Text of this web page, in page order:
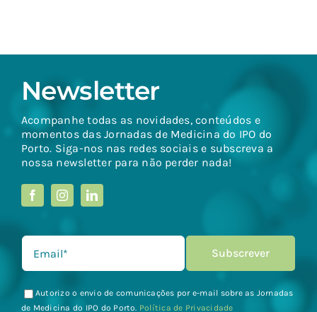
Newsletter
Acompanhe todas as novidades, conteúdos e
momentos das Jornadas de Medicina do IPO do
Porto. Siga-nos nas redes sociais e subscreva a
nossa newsletter para não perder nada!
Autorizo o envio de comunicações por e-mail sobre as Jornadas
de Medicina do IPO do Porto. Política de Privacidade